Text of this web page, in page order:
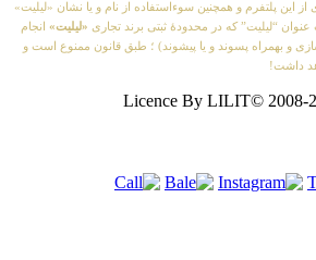
از این پلتفرم و همچنین سوءاستفاده از نام و یا نشان «لیلیت»
“لیلیت” که در محدودهٔ ثبتی برند تجاری «لیلیت» انجام
و بهمراه پسوند و یا پیشوند) ؛ طبق قانون ممنوع است و
داشت!
Licence By LILIT© 2008-